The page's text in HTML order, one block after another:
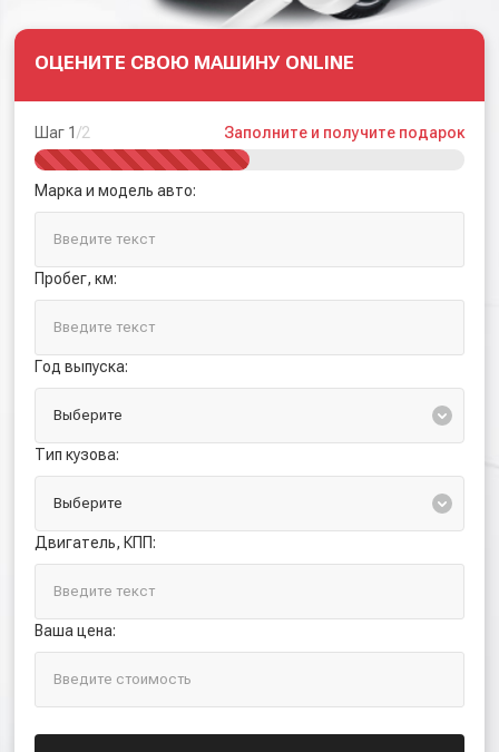
ОЦЕНИТЕ СВОЮ МАШИНУ ONLINE
Шаг 1/2 Заполните и получите подарок
Марка и модель авто:
Пробег, км:
Год выпуска:
Тип кузова:
Двигатель, КПП:
Ваша цена: